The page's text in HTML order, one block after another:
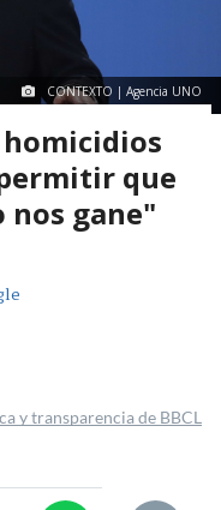
CONTEXTO | Agencia UNO
que
nos gane"
y transparencia de BBCL